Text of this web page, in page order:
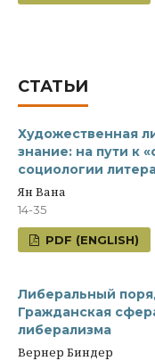
СТАТЬИ
Художественная
знание: на пути к
социологии
Ян Вана
14-35
PDF (ENGLISH)
Либеральный
Гражданская
либерализма
Вернер Биндер